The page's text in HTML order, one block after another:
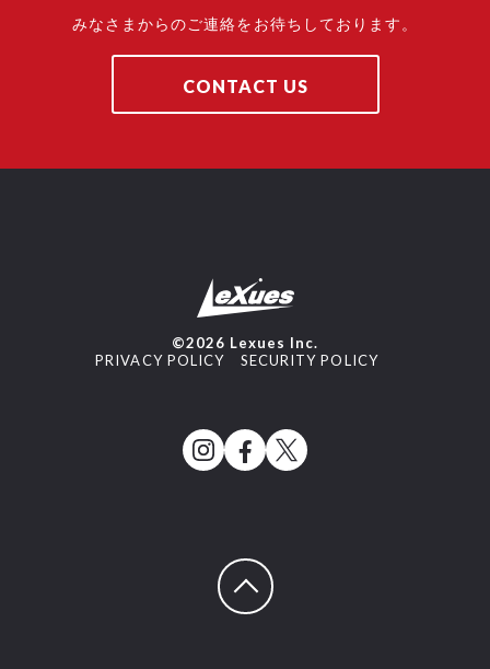
みなさまからのご連絡をお待ちしております。
CONTACT US
©2026 Lexues Inc.
PRIVACY POLICY
SECURITY POLICY
ページトップへ戻る